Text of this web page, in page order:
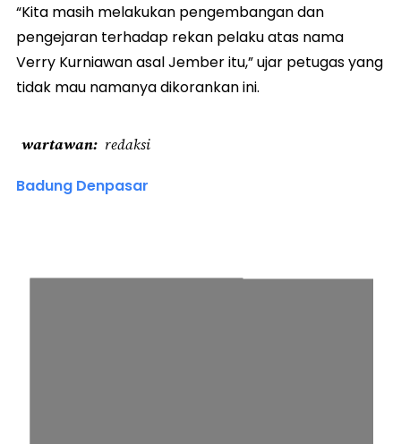
“Kita masih melakukan pengembangan dan
pengejaran terhadap rekan pelaku atas nama
Verry Kurniawan asal Jember itu,” ujar petugas yang
tidak mau namanya dikorankan ini.
wartawan redaksi
Badung Denpasar